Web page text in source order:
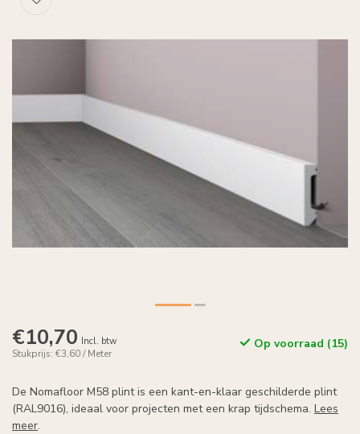
€10,70 Incl. btw
Stukprijs: €3,60 / Meter
Op voorraad (15)
De Nomafloor M58 plint is een kant-en-klaar geschilderde plint
(RAL9016), ideaal voor projecten met een krap tijdschema. Lees
meer.